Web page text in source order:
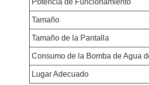
Potencia de Funcionamiento
Tamaño
Tamaño de la Pantalla
Consumo de la Bomba de Agua
Lugar Adecuado